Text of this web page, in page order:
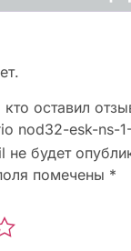
оставил
nod32-esk-ns-
не будет
помечены *